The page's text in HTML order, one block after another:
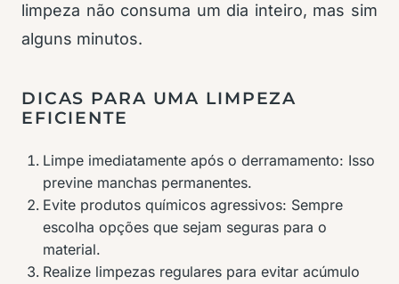
limpeza não consuma um dia inteiro, mas sim
alguns minutos.
DICAS PARA UMA LIMPEZA
EFICIENTE
Limpe imediatamente após o derramamento: Isso
previne manchas permanentes.
Evite produtos químicos agressivos: Sempre
escolha opções que sejam seguras para o
material.
Realize limpezas regulares para evitar acúmulo